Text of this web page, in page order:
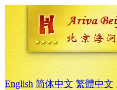
English 简体中文 繁體中文